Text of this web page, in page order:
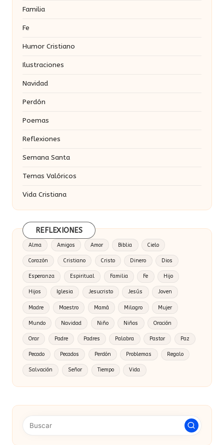
Familia
Fe
Humor Cristiano
Ilustraciones
Navidad
Perdón
Poemas
Reflexiones
Semana Santa
Temas Valóricos
Vida Cristiana
REFLEXIONES
Alma Amigos Amor Biblia Cielo
Corazón Cristiano Cristo Dinero Dios
Esperanza Espiritual Familia Fe Hijo
Hijos Iglesia Jesucristo Jesús Joven
Madre Maestro Mamá Milagro Mujer
Mundo Navidad Niño Niños Oración
Orar Padre Padres Palabra Pastor Paz
Pecado Pecados Perdón Problemas Regalo
Salvación Señor Tiempo Vida